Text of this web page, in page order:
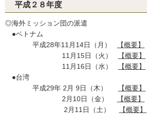
平成２８年度
◎海外ミッション団の派遣
●ベトナム
平成28年11月14日（月）
【概要】
11月15日（火）
【概要】
11月16日（水）
【概要】
●台湾
平成29年 2月 9日（木）
【概要】
2月10日（金）
【概要】
2月11日（土）
【概要】